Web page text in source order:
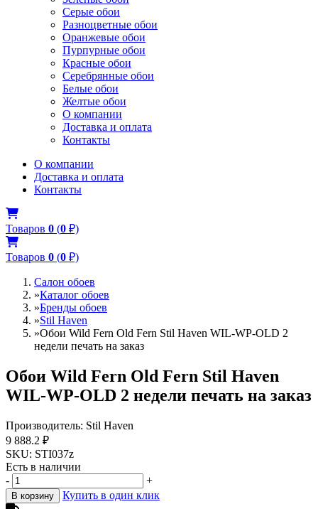
Серые обои
Разноцветные обои
Оранжевые обои
Пурпурные обои
Красные обои
Серебрянные обои
Белые обои
Желтые обои
О компании
Доставка и оплата
Контакты
О компании
Доставка и оплата
Контакты
Товаров 0 (0 ₽)
Товаров 0 (0 ₽)
Салон обоев
»Каталог обоев
»Бренды обоев
»Stil Haven
»Обои Wild Fern Old Fern Stil Haven WIL-WP-OLD 2
недели печать на заказ
Обои Wild Fern Old Fern Stil Haven
WIL-WP-OLD 2 недели печать на заказ
Производитель: Stil Haven
9 888.2 ₽
SKU: STI037z
Есть в наличии
-
+
В корзину Купить в один клик